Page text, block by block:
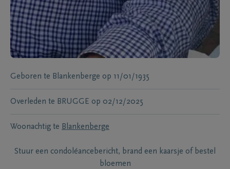
Geboren te Blankenberge op 11/01/1935
Overleden te BRUGGE op 02/12/2025
Woonachtig te Blankenberge
Stuur een condoléancebericht, brand een kaarsje of bestel
bloemen